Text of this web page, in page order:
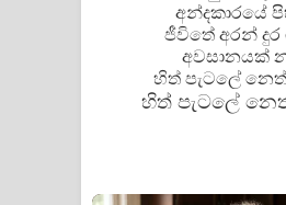
පෙළ
අන්දකාරයේ
ජීවිතේ අරන්
අවසානයක්
හිත් පැටලේ
හිත් පැටලේ